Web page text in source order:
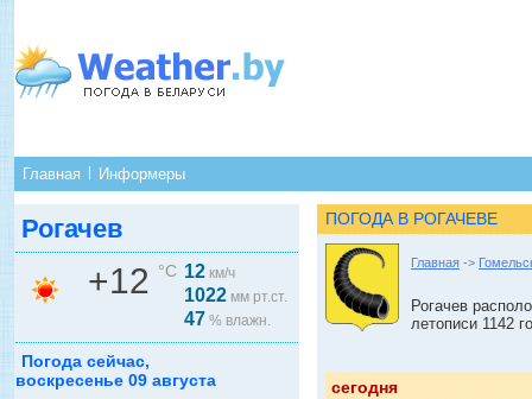
Главная Информеры
Рогачев
+12 °C 12 км/ч
1022 мм рт.ст.
47 % влажн.
Погода сейчас,
воскресенье 09 августа
ПОГОДА В РОГАЧЕВЕ
Главная ->
Рогачев
летописи 1142
сегодня